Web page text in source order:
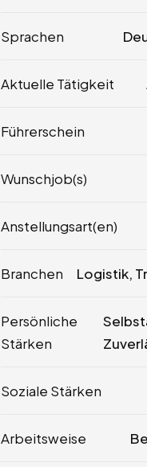
Sprachen
Aktuelle Tätigkeit
Führerschein
Wunschjob(s)
Anstellungsart(en)
Branchen Logistik,
Persönliche
Stärken
Soziale Stärken
Arbeitsweise